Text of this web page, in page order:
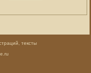
тексты